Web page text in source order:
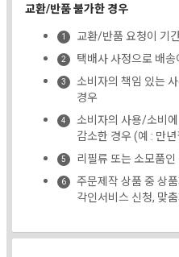
교환/반품 불가한 경우
교환/반품 요청이 기
택배사 사정으로 배
소비자의 책임 있는
경우
소비자의 사용/소비
감소한 경우 (예 : 만
리필류 또는 소모품
주문제작 상품 중 상
각인서비스 신청, 맞